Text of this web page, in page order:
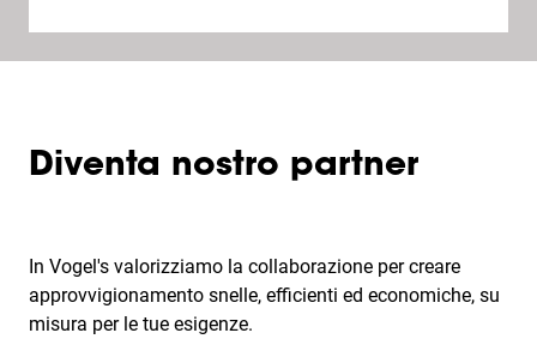
Diventa nostro partner
In Vogel's valorizziamo la collaborazione per creare
approvvigionamento snelle, efficienti ed economiche, su
misura per le tue esigenze.